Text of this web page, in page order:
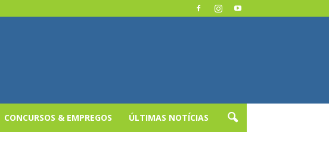
CONCURSOS & EMPREGOS ÚLTIMAS NOTÍCIAS